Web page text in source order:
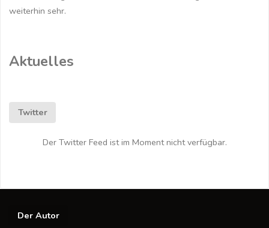
weiterhin sehr.
Aktuelles
Twitter
Der Twitter Feed ist im Moment nicht verfügbar.
Der Autor